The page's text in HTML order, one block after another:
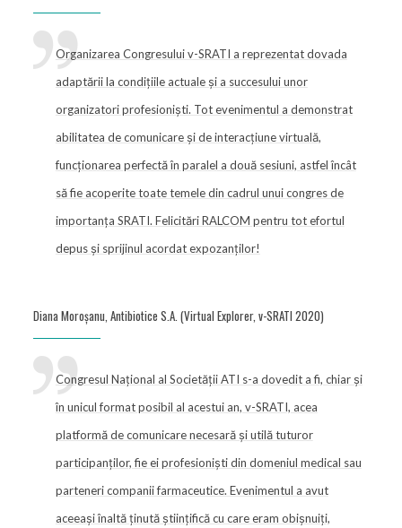
Organizarea Congresului v-SRATI a reprezentat dovada
adaptării la condițiile actuale și a succesului unor
organizatori profesioniști. Tot evenimentul a demonstrat
abilitatea de comunicare și de interacțiune virtuală,
funcționarea perfectă în paralel a două sesiuni, astfel încât
să fie acoperite toate temele din cadrul unui congres de
importanța SRATI. Felicitări RALCOM pentru tot efortul
depus și sprijinul acordat expozanților!
Diana Moroșanu, Antibiotice S.A. (Virtual Explorer, v-SRATI 2020)
Congresul Național al Societății ATI s-a dovedit a fi, chiar și
în unicul format posibil al acestui an, v-SRATI, acea
platformă de comunicare necesară și utilă tuturor
participanților, fie ei profesioniști din domeniul medical sau
parteneri companii farmaceutice. Evenimentul a avut
aceeași înaltă ținută științifică cu care eram obișnuiți,